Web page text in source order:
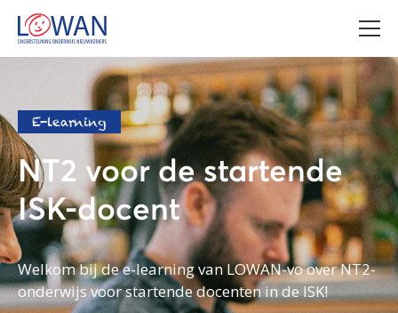
E-learning
NT2 voor de startende
ISK-docent
Welkom bij de e-learning van LOWAN-vo over NT2-
onderwijs voor startende docenten in de ISK!